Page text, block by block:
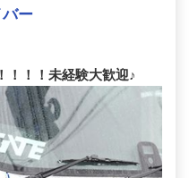
ー
！！！未経験大歓迎♪